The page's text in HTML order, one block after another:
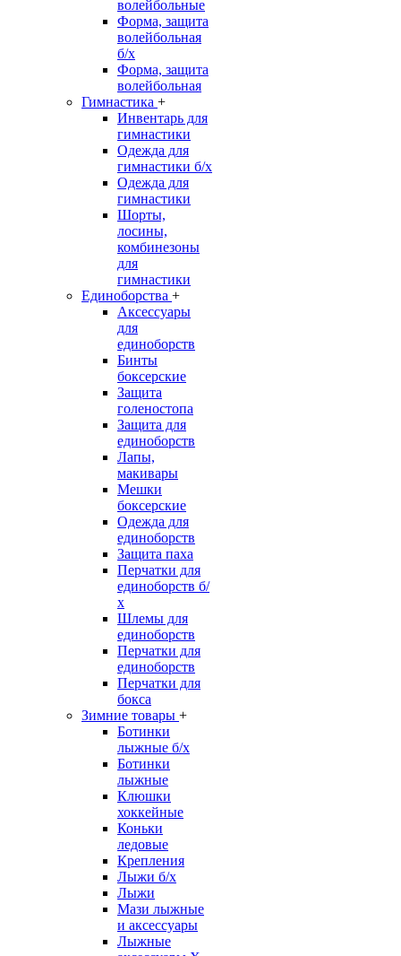
волейбольные
Форма, защита
волейбольная
б/х
Форма, защита
волейбольная
Гимнастика +
Инвентарь для
гимнастики
Одежда для
гимнастики б/х
Одежда для
гимнастики
Шорты,
лосины,
комбинезоны
для
гимнастики
Единоборства +
Аксессуары
для
единоборств
Бинты
боксерские
Защита
голеностопа
Защита для
единоборств
Лапы,
макивары
Мешки
боксерские
Одежда для
единоборств
Защита паха
Перчатки для
единоборств б/
х
Шлемы для
единоборств
Перчатки для
единоборств
Перчатки для
бокса
Зимние товары +
Ботинки
лыжные б/х
Ботинки
лыжные
Клюшки
хоккейные
Коньки
ледовые
Крепления
Лыжи б/х
Лыжи
Мази лыжные
и аксессуары
Лыжные